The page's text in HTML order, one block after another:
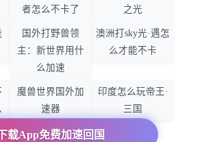
载App免费加速回国
者怎么不卡了
之光
国外打野兽领
主：新世界用什
么加速
澳洲打sky光·遇怎
么才能不卡
魔兽世界国外加
速器
印度怎么玩帝王·
三国